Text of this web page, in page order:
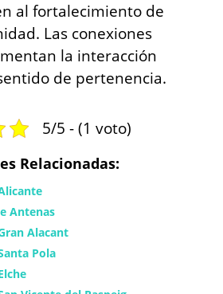
al fortalecimiento de
Las conexiones
la interacción
de pertenencia.
5/5 - (1 voto)
Relacionadas:
Antenas
Alacant
Pola